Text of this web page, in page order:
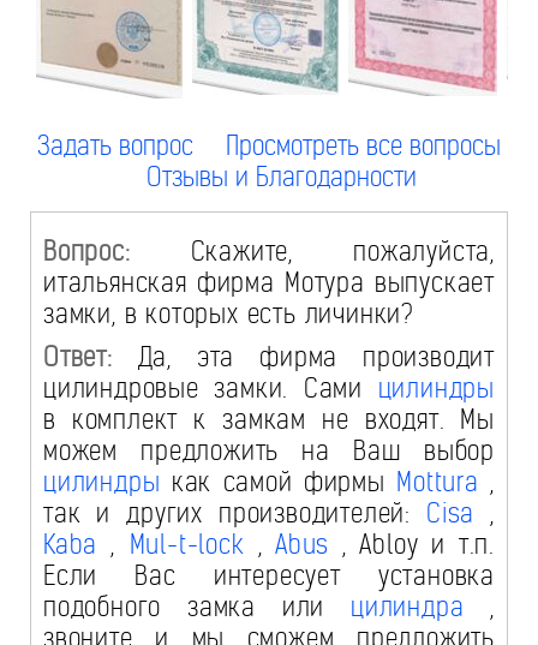
Задать вопрос
Просмотреть все вопросы
Отзывы и Благодарности
Вопрос: Скажите, пожалуйста,
итальянская фирма Мотура выпускает
замки, в которых есть личинки?
Ответ: Да, эта фирма производит
цилиндровые замки. Сами цилиндры
в комплект к замкам не входят. Мы
можем предложить на Ваш выбор
цилиндры как самой фирмы Mottura ,
так и других производителей: Cisa ,
Kaba , Mul-t-lock , Abus , Abloy и т.п.
Если Вас интересует установка
подобного замка или цилиндра ,
звоните и мы сможем предложить